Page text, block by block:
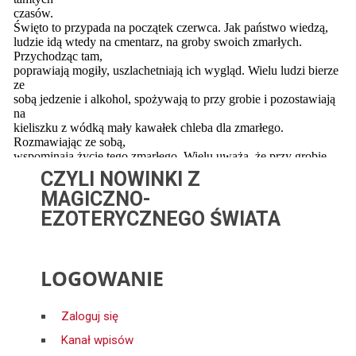
CZYLI NOWINKI Z
MAGICZNO-
EZOTERYCZNEGO ŚWIATA
LOGOWANIE
Zaloguj się
Kanał wpisów